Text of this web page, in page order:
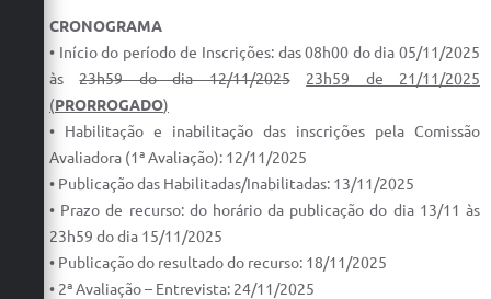
Serviços Online
CRONOGRAMA
• Início do período de Inscrições: das 08h00 do dia 05/11/2025
às23h59 do dia 12/11/2025
23h59 de 21/11/2025
(PRORROGADO)
• Habilitação e inabilitação das inscrições pela Comissão
Avaliadora (1ª Avaliação): 12/11/2025
• Publicação das Habilitadas/Inabilitadas: 13/11/2025
• Prazo de recurso: do horário da publicação do dia 13/11 às
23h59 do dia 15/11/2025
• Publicação do resultado do recurso: 18/11/2025
• 2ª Avaliação – Entrevista: 24/11/2025